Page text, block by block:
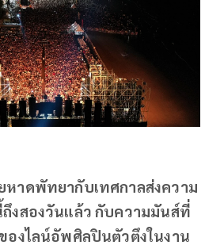
าดพัทยากับเทศกาลส่งความ
งสองวันแล้ว กับความมันส์ที่
องไลน์อัพศิลปินตัวตึงในงาน